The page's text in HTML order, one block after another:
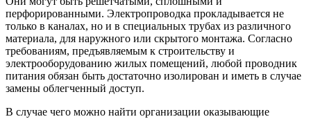
перфорированными. Электропроводка прокладывается не
только в каналах, но и в специальных трубах из различного
материала, для наружного или скрытого монтажа. Согласно
требованиям, предъявляемым к строительству и
электрооборудованию жилых помещений, любой проводник
питания обязан быть достаточно изолирован и иметь в случае
замены облегченный доступ.
В случае чего можно найти организации оказывающие